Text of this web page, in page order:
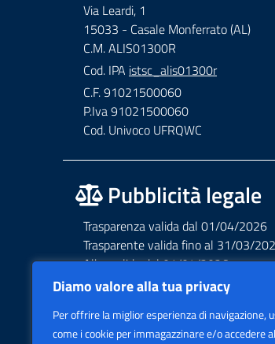
Diamo valore alla tua privacy
Per offrire la miglior esperienza di navigazione,
come i cookie per immagazzinare e/o accedere
Via Leardi, 1
15033 - Casale Monferrato (AL)
C.M. ALIS01300R
Cod. IPA istsc_alis01300r
C.F. 91021500060
P.Iva 91021500060
Cod. Univoco UFRQWC
Pubblicità legale
Trasparenza valida dal 01/04/2026
Trasparente valida fino al 31/03/
Albo valido dal 01/04/2026
Albo valido fino al 31/03/2026
Accessibilità AGID Form